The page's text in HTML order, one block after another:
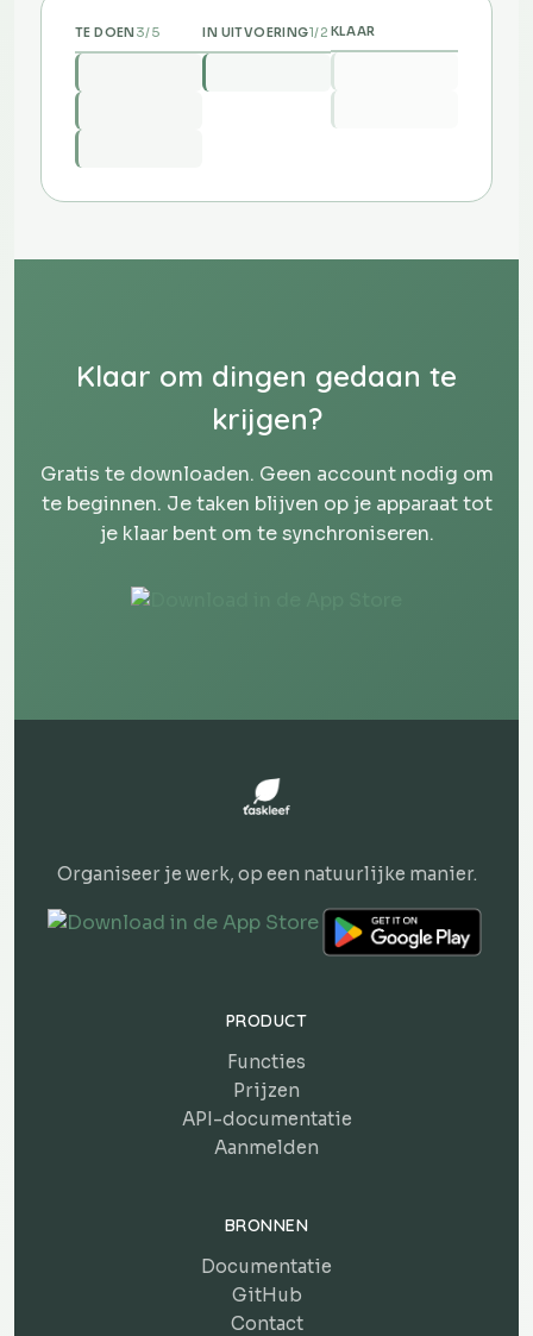
TE DOEN 3/5 IN UITVOERING1/2 KLAAR
Klaar om dingen gedaan te
krijgen?
Gratis te downloaden. Geen account nodig om
te beginnen. Je taken blijven op je apparaat tot
je klaar bent om te synchroniseren.
Organiseer je werk, op een natuurlijke manier.
PRODUCT
Functies
Prijzen
API-documentatie
Aanmelden
BRONNEN
Documentatie
GitHub
Contact